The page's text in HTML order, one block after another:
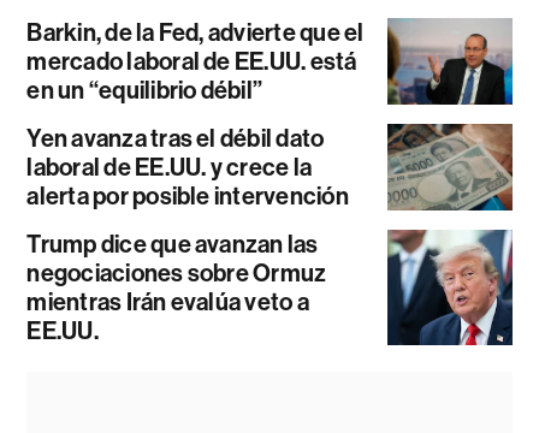
Barkin, de la Fed, advierte que el
mercado laboral de EE.UU. está
en un “equilibrio débil”
Yen avanza tras el débil dato
laboral de EE.UU. y crece la
alerta por posible intervención
Trump dice que avanzan las
negociaciones sobre Ormuz
mientras Irán evalúa veto a
EE.UU.